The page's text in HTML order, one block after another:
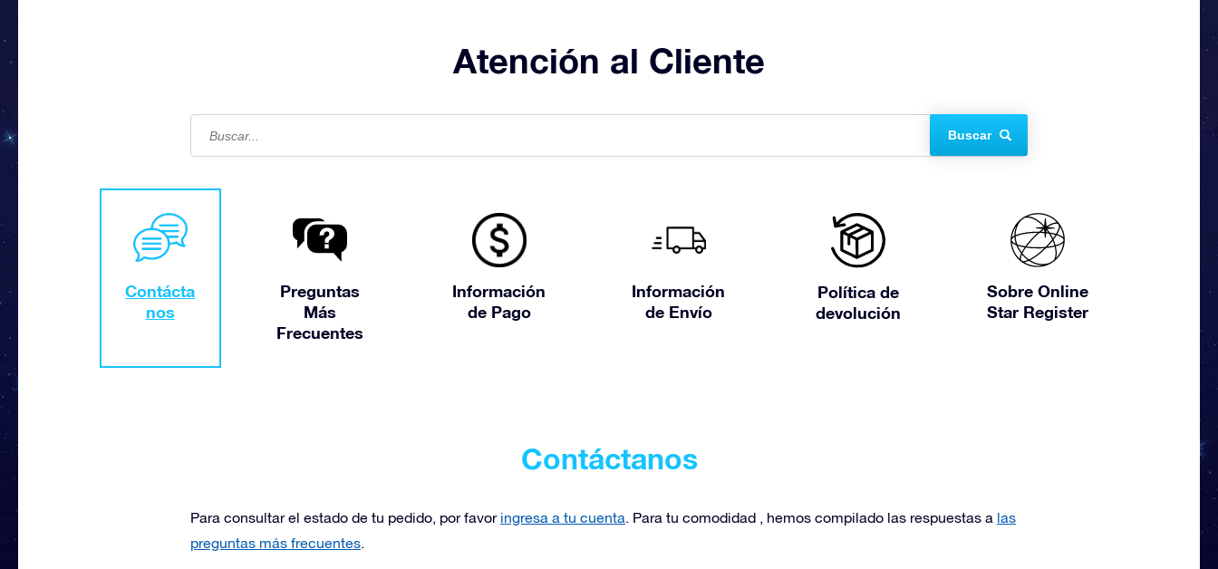
Atención al Cliente
Buscar
Contácta
nos
Preguntas
Más
Frecuentes
Información
de Pago
Información
de Envío
Política de
devolución
Sobre Online
Star Register
Contáctanos
Para consultar el estado de tu pedido, por favor ingresa a tu cuenta. Para tu comodidad , hemos compilado las respuestas a las
preguntas más frecuentes.